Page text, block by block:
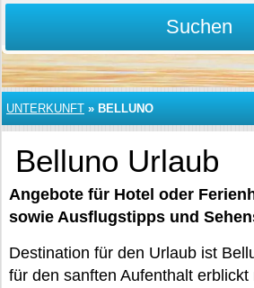
Suchen
UNTERKUNFT » BELLUNO
Belluno Urlaub
Angebote für Hotel oder
sowie Ausflugstipps und
Destination für den Urlaub ist
für den sanften Aufenthalt erblickt